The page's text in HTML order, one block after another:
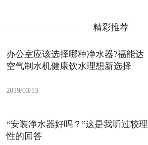
精彩推荐
办公室应该选择哪种净水器?福能达
空气制水机健康饮水理想新选择
2019/03/13
“安装净水器好吗？”这是我听过较理
性的回答